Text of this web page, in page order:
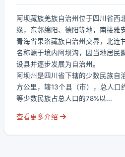
阿坝藏族羌族自治州位于四川省西
缘，东邻绵阳、德阳等地，南接雅
青海省果洛藏族自治州交界，北连
名称源于境内阿坝沟，因当地居民
设县并逐步发展为自治州。
阿坝州是四川省下辖的少数民族自
方公里，辖13个县（市），总人口
等少数民族占总人口的78%以...
查看更多介绍